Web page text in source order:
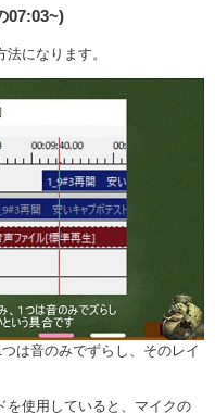
07:03~)
になります。
は音のみでずらし、そのレイ
を使用していると、マイクの